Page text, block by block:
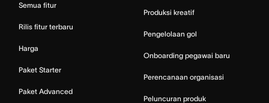
Semua fitur
Rilis fitur terbaru
Harga
Paket Starter
Paket Advanced
Produksi kreatif
Pengelolaan gol
Onboarding pegawai baru
Perencanaan organisasi
Peluncuran produk